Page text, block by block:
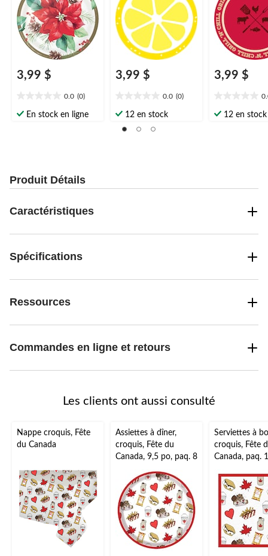
3,99 $
0.0 (0)
étoile(s)
En stock en ligne
3,99 $
0.0 (0)
étoile(s)
12 en stock
3,99 $
étoile(s)
12 en stock
Produit Détails
Caractéristiques
Spécifications
Ressources
Commandes en ligne et retours
Les clients ont aussi consulté
Nappe croquis, Fête
du Canada
Assiettes à dîner,
croquis, Fête du
Canada, 9,5 po, paq. 8
Serviettes à
croquis, Fête
Canada, paq.